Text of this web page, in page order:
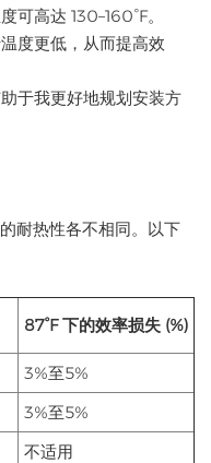
可高达 130–160°F。
度更低，从而提高效
于我更好地规划安装方
耐热性各不相同。以下
87°F 下的效率损失 (%)
3%至5%
3%至5%
不适用